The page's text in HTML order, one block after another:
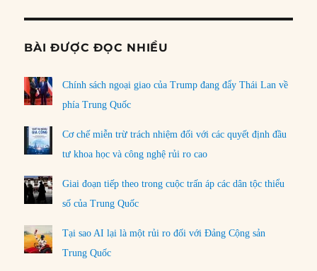
BÀI ĐƯỢC ĐỌC NHIỀU
Chính sách ngoại giao của Trump đang đẩy Thái Lan về
phía Trung Quốc
Cơ chế miễn trừ trách nhiệm đối với các quyết định đầu
tư khoa học và công nghệ rủi ro cao
Giai đoạn tiếp theo trong cuộc trấn áp các dân tộc thiểu
số của Trung Quốc
Tại sao AI lại là một rủi ro đối với Đảng Cộng sản
Trung Quốc